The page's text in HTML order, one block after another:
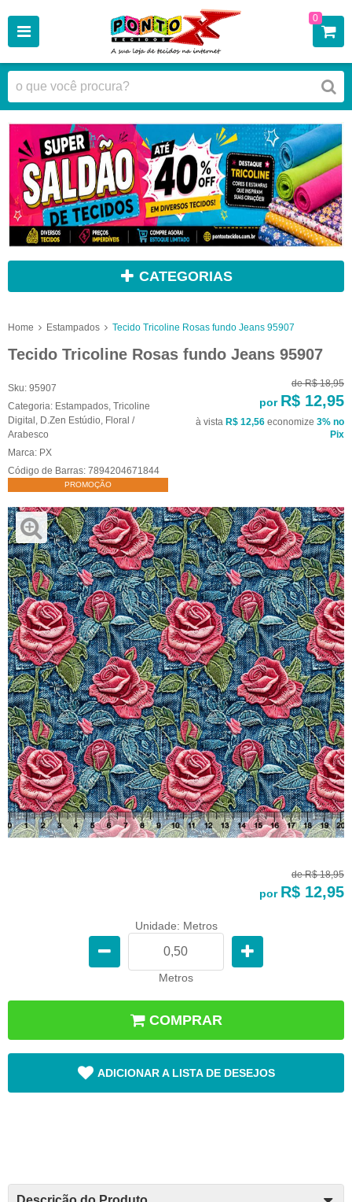
0
CATEGORIAS
Home Estampados Tecido Tricoline Rosas fundo Jeans 95907
Tecido Tricoline Rosas fundo Jeans 95907
Sku: 95907
Categoria: Estampados, Tricoline
Digital , D.Zen Estúdio, Floral /
Arabesco
Marca: PX
Código de Barras: 7894204671844
PROMOÇÃO
de R$ 18,95
por R$ 12,95
à vista R$ 12,56 economize 3% no
Pix
de R$ 18,95
por R$ 12,95
Unidade: Metros
Metros
COMPRAR
ADICIONAR A LISTA DE DESEJOS